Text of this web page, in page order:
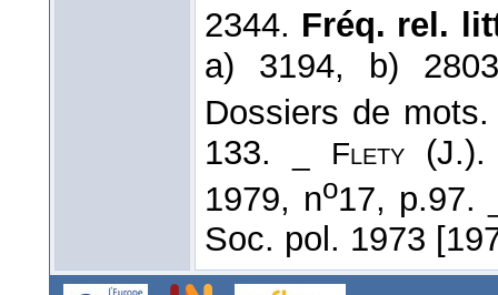
2344. Fréq. rel.
a) 3194, b)
Dossiers de
133.
Flety
1979, no17, p.97.
Soc. pol. 1973